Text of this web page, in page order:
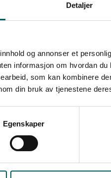
Detaljer
og annonser et
informasjon om hvordan
som kan kombinere
din bruk av tjenestene
Egenskaper
de viktigste